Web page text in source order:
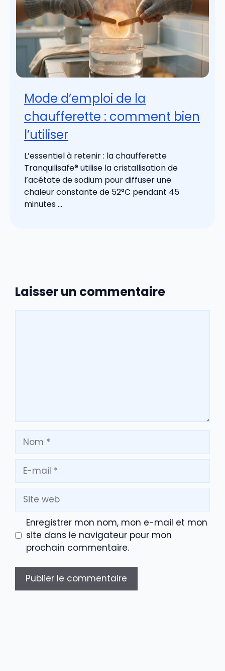
Mode d’emploi de la
chaufferette : comment bien
l’utiliser
L’essentiel à retenir : la chaufferette
Tranquilisafe® utilise la cristallisation de
l’acétate de sodium pour diffuser une
chaleur constante de 52°C pendant 45
minutes ...
Laisser un commentaire
Nom
mail
Site
web
Enregistrer mon nom, mon e-mail et mon
site dans le navigateur pour mon
prochain commentaire.